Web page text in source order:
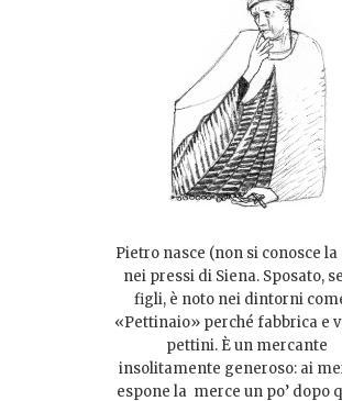
Pietro nasce (non si conosce la
nei pressi di Siena. Sposato,
figli, è noto nei dintorni
«Pettinaio» perché fabbrica e
pettini. È un mercante
insolitamente generoso: ai
espone la merce un po’ dopo